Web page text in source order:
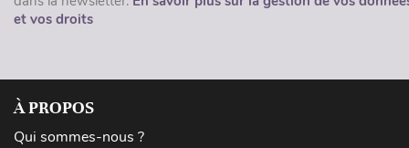
et vos droits
À PROPOS
Qui sommes-nous ?